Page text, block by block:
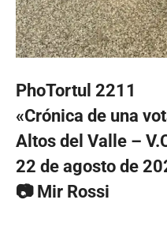
PhoTortul 2211
«Crónica de una
Altos del Valle –
22 de agosto de
📷 Mir Rossi